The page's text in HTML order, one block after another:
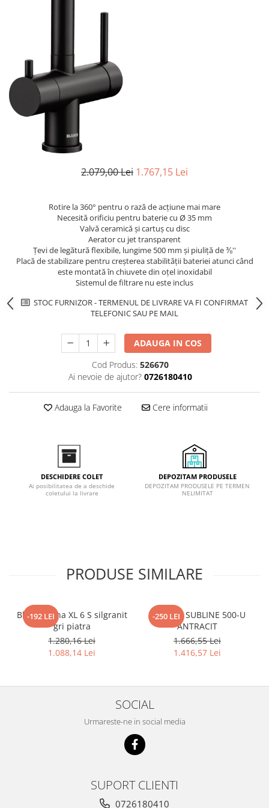
Cuptoare cu microunde
Cu montare pe perete
Hote cu montare in blat
Hote cu montare pe colt
Hote rustice
Hote tip insula
Incorporate
Integrate in tavan
Masini de spalat vase
Complet incorporabile
Domino( seturi modulare)
Electrice
Gaz
Mixte
Plite cu hota integrata
Masini de spalat rufe cu uscator
Uscatoare de rufe
Vitrine frigorifice si minibaruri
Pachete chiuvete si baterii
2.079,00 Lei 1.767,15 Lei
Rotire la 360° pentru o rază de acțiune mai mare
Necesită orificiu pentru baterie cu Ø 35 mm
Valvă ceramică și cartuș cu disc
Aerator cu jet transparent
Țevi de legătură flexibile, lungime 500 mm și piuliță de ⅜''
Placă de stabilizare pentru creșterea stabilității bateriei atunci când
este montată în chiuvete din oțel inoxidabil
Sistemul de filtrare nu este inclus
STOC FURNIZOR - TERMENUL DE LIVRARE VA FI CONFIRMAT
TELEFONIC SAU PE MAIL
ADAUGA IN COS
Cod Produs: 526670
Ai nevoie de ajutor? 0726180410
Adauga la Favorite Cere informatii
DESCHIDERE COLET
Ai posibilitatea de a deschide
coletului la livrare
DEPOZITAM PRODUSELE
DEPOZITAM PRODUSELE PE TERMEN
NELIMITAT
PRODUSE SIMILARE
-192 LEI
Blanco Sona XL 6 S silgranit
gri piatra
1.280,16 Lei
1.088,14 Lei
-250 LEI
BLANCO SUBLINE 500-U
ANTRACIT
1.666,55 Lei
1.416,57 Lei
SOCIAL
Urmareste-ne in social media
SUPORT CLIENTI
0726180410